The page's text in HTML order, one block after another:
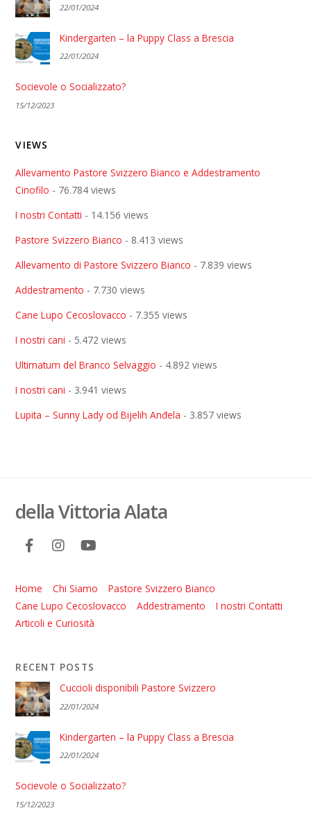
22/01/2024
Kindergarten – la Puppy Class a Brescia
22/01/2024
Socievole o Socializzato?
15/12/2023
VIEWS
Allevamento Pastore Svizzero Bianco e Addestramento
Cinofilo - 76.784 views
I nostri Contatti - 14.156 views
Pastore Svizzero Bianco - 8.413 views
Allevamento di Pastore Svizzero Bianco - 7.839 views
Addestramento - 7.730 views
Cane Lupo Cecoslovacco - 7.355 views
I nostri cani - 5.472 views
Ultimatum del Branco Selvaggio - 4.892 views
I nostri cani - 3.941 views
Lupita – Sunny Lady od Bijelih Anđela - 3.857 views
della Vittoria Alata
Home Chi Siamo
Pastore Svizzero Bianco
Cane Lupo Cecoslovacco
Addestramento
I nostri Contatti
Articoli e Curiosità
RECENT POSTS
Cuccioli disponibili Pastore Svizzero
22/01/2024
Kindergarten – la Puppy Class a Brescia
22/01/2024
Socievole o Socializzato?
15/12/2023